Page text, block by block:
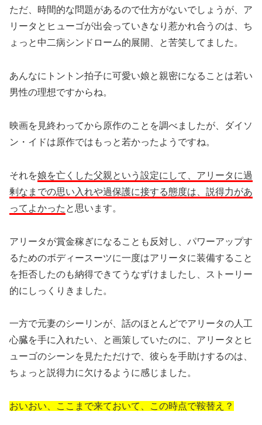
ただ、時間的な問題があるので仕方がないでしょうが、ア
リータとヒューゴが出会っていきなり惹かれ合うのは、ち
ょっと中二病シンドローム的展開、と苦笑してました。
あんなにトントン拍子に可愛い娘と親密になることは若い
男性の理想ですからね。
映画を見終わってから原作のことを調べましたが、ダイソ
ン・イドは原作ではもっと若かったようですね。
それを娘を亡くした父親という設定にして、アリータに過
剰なまでの思い入れや過保護に接する態度は、説得力があ
ってよかった と思います。
アリータが賞金稼ぎになることも反対し、パワーアップす
るためのボディースーツに一度はアリータに装備すること
を拒否したのも納得できてうなずけましたし、ストーリー
的にしっくりきました。
一方で元妻のシーリンが、話のほとんどでアリータの人工
心臓を手に入れたい、と画策していたのに、アリータとヒ
ューゴのシーンを見たただけで、彼らを手助けするのは、
ちょっと説得力に欠けるように感じました。
おいおい、ここまで来ておいて、この時点で鞍替え？